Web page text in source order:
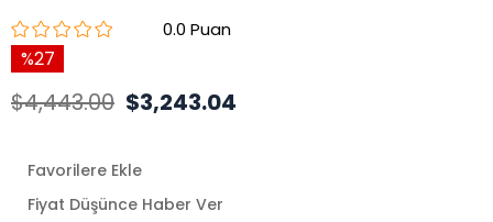
0.0
27
$4,443.00 $3,243.04
Favorilere Ekle
Fiyat Düşünce Haber Ver